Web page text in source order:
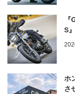
S
ホ
さ